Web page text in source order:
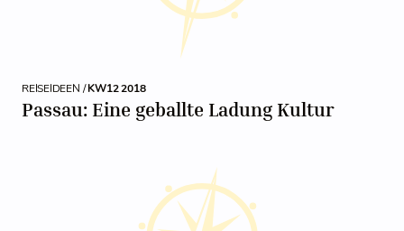
REISEIDEEN /KW12 2018
Passau: Eine geballte Ladung Kultur